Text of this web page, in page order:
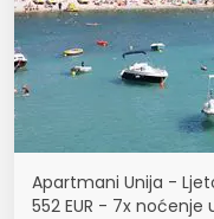
Apartmani Unija -
552 EUR - 7x